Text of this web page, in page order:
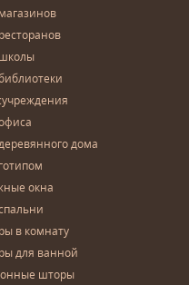
дома
окна
в комнату
для ванной
шторы